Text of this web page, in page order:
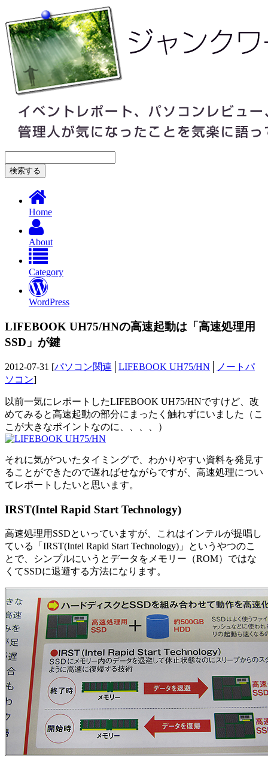
Home
About
Category
WordPress
LIFEBOOK UH75/HNの高速起動は「高速処理用
SSD」が鍵
2012-07-31 [パソコン関連 LIFEBOOK UH75/HN
ノートパ
ソコン]
以前一気にレポートしたLIFEBOOK UH75/HNですけど、改
めてみると高速起動の部分にまったく触れずにいました（こ
こが大きなポイントなのに、、、、）
それに気がついたタイミングで、わかりやすい資料を発見す
ることができたので遅ればせながらですが、高速処理につい
てレポートしたいと思います。
IRST(Intel Rapid Start Technology)
高速処理用SSDといっていますが、これはインテルが提唱し
ている「IRST(Intel Rapid Start Technology)」というやつのこ
とで、シンプルにいうとデータをメモリー（ROM）ではな
くてSSDに退避する方法になります。